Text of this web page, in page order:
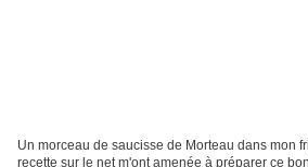
Un morceau de saucisse de Morteau dans mon
recette sur le net m'ont amenée à préparer ce